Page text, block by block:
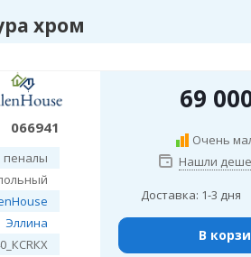
хром
066941
пеналы
Эллина
69
Очень
Нашли
Доставка: 1-3 дня
В